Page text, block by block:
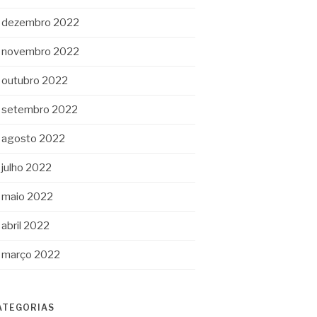
dezembro 2022
novembro 2022
outubro 2022
setembro 2022
agosto 2022
julho 2022
maio 2022
abril 2022
março 2022